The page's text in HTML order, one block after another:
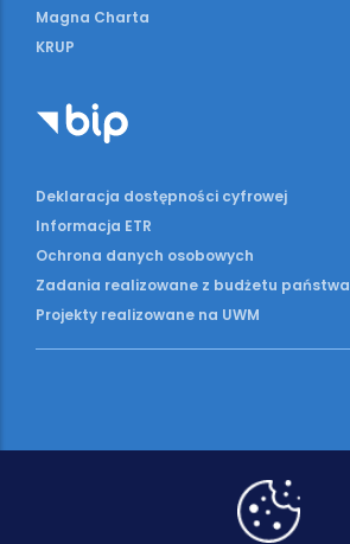
Magna Charta
KRUP
Deklaracja dostępności cyfrowej
Informacja ETR
Ochrona danych osobowych
Zadania realizowane z budżetu państwa
Projekty realizowane na UWM